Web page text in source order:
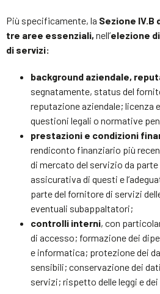
Più specificamente, la Sezione IV.B
tre aree essenziali, nell’elezione
di servizi:
background aziendale,
segnatamente, status del
reputazione aziendale; licenza
questioni legali o normative
prestazioni e condizioni
rendiconto finanziario più
di mercato del servizio da
assicurativa di questi e
parte del fornitore di servizi
eventuali subappaltatori;
controlli interni, con
di accesso; formazione dei
e informatica; protezione dei
sensibili; conservazione dei
servizi; rispetto delle leggi e